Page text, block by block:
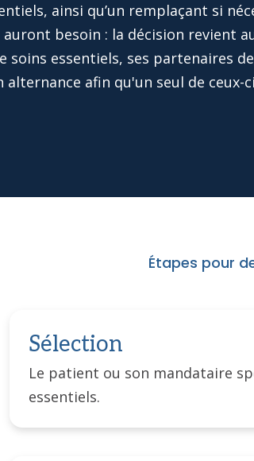
ainsi qu’un remplaçant si
besoin : la décision revient
soins essentiels, ses partenaires
alternance afin qu'un seul de
Étapes pour
Sélection
Le patient ou son mandataire
essentiels.